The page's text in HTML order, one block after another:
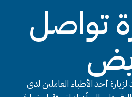
تواصل
أحد الأطباء العاملين لدى